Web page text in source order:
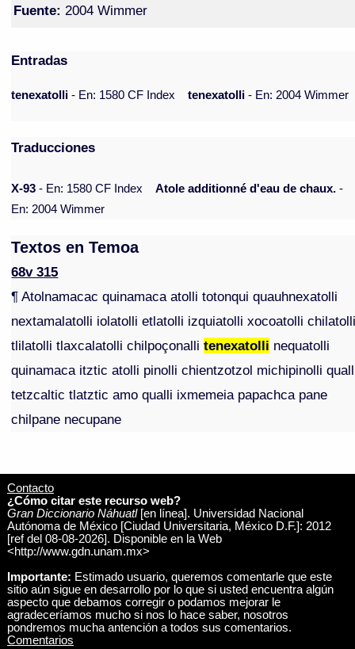
Fuente: 2004 Wimmer
Entradas
tenexatolli- En: 1580 CF Index tenexatolli- En: 2004 Wimmer
Traducciones
X-93 - En: 1580 CF Index Atole additionné d'eau de chaux. -
En: 2004 Wimmer
Textos en Temoa
68v 315
¶ Atolnamacac quinamaca atolli totonqui quauhnexatolli
nextamalatolli iolatolli etlatolli izquiatolli xocoatolli
tlilatolli tlaxcalatolli chilpoçonallitenexatolli nequatolli
quinamaca itztic atolli pinolli chientzotzol michipinolli
tetzcaltic tlatztic amo qualli ixmemeia papachca pane
chilpane necupane
Contacto
¿Cómo citar este recurso web?
Gran Diccionario Náhuatl[en línea]. Universidad Nacional
Autónoma de México [Ciudad Universitaria, México D.F.]: 2012
[ref del 08-08-2026]. Disponible en la Web
<http://www.gdn.unam.mx>
Importante: Estimado usuario, queremos comentarle que este
sitio aún sigue en desarrollo por lo que si usted encuentra algún
aspecto que debamos corregir o podamos mejorar le
agradeceríamos mucho si nos lo hace saber, nosotros
pondremos mucha antención a todos sus comentarios.
Comentarios